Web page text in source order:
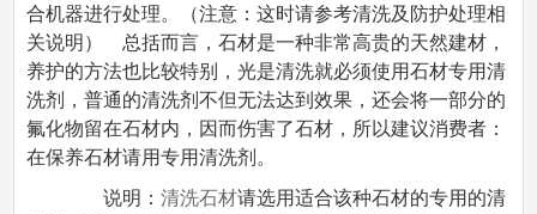
合机器进行处理。（注意：这时请参考清洗及防护处理相
关说明） 总括而言，石材是一种非常高贵的天然建材，
养护的方法也比较特别，光是清洗就必须使用石材专用清
洗剂，普通的清洗剂不但无法达到效果，还会将一部分的
氟化物留在石材内，因而伤害了石材，所以建议消费者：
在保养石材请用专用清洗剂。
说明：清洗石材请选用适合该种石材的专用的清